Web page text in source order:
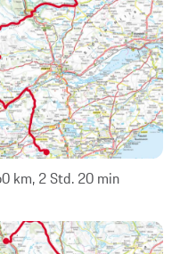
km, 2 Std. 20 min